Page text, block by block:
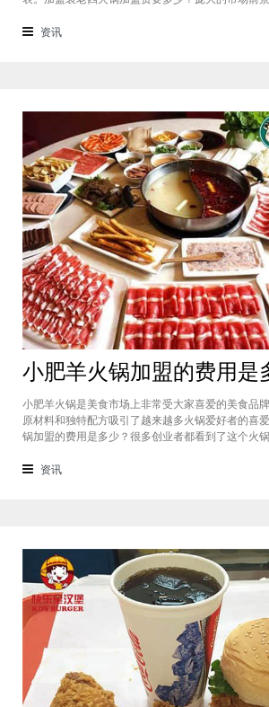
城市都有着不一样的加盟费标准，袁老四火锅加盟
资讯
小肥羊火锅是美食市场上非常受大家喜爱的美食品
原材料和独特配方吸引了越来越多火锅爱好者的喜
锅加盟的费用是多少？很多创业者都看到了这个火
小编带大家一起了解小肥羊火锅加盟的费用情况让
资讯